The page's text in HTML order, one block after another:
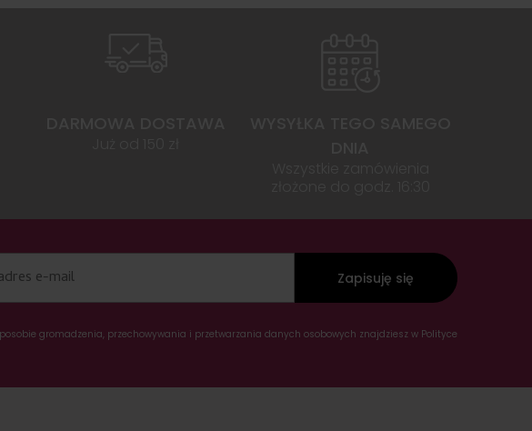
Zapisuję się
gromadzenia, przechowywania i przetwarzania danych osobowych znajdziesz w Polityce